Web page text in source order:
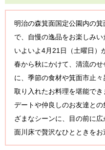
明治の森箕面国定公園内の
で、自慢の逸品をお楽しみ
いよいよ4月21日（土曜日）
春から秋にかけて、清流の
に、季節の食材や箕面市止
取り入れたお料理を堪能でき
デートや仲良しのお友達と
ざまなシーンに、目の前に
面川床で贅沢なひとときをお